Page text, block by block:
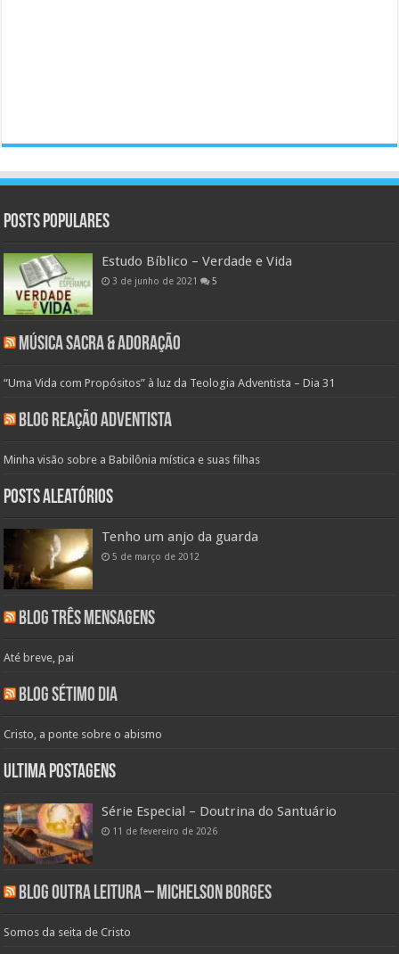
Posts populares
Estudo Bíblico – Verdade e Vida
3 de junho de 2021 5
Música Sacra & Adoração
“Uma Vida com Propósitos” à luz da Teologia Adventista – Dia 31
Blog Reação Adventista
Minha visão sobre a Babilônia mística e suas filhas
Posts aleatórios
Tenho um anjo da guarda
5 de março de 2012
Blog Três Mensagens
Até breve, pai
Blog Sétimo Dia
Cristo, a ponte sobre o abismo
Ultima Postagens
Série Especial – Doutrina do Santuário
11 de fevereiro de 2026
Blog Outra Leitura – Michelson Borges
Somos da seita de Cristo